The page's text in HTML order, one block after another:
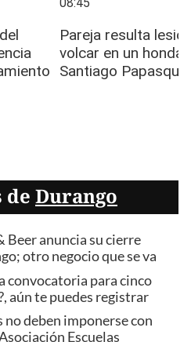
de Durango
Beer anuncia su cierre
otro negocio que se va
convocatoria para cinco
aún te puedes registrar
no deben imponerse con
Escuelas